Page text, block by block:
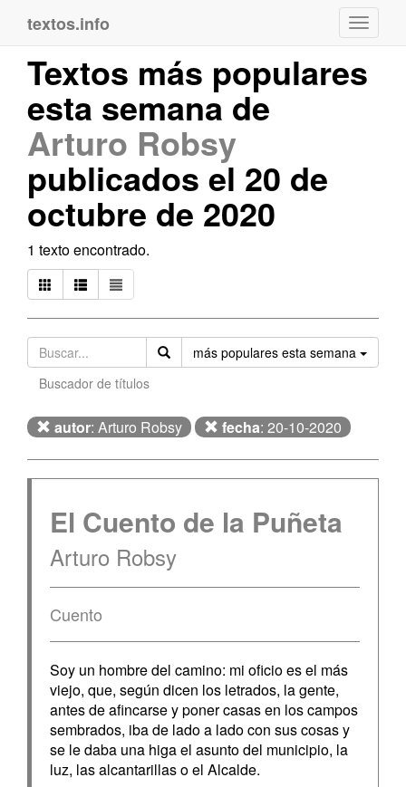
textos.info
Textos más populares
esta semana de
Arturo Robsy
publicados el 20 de
octubre de 2020
1 texto encontrado.
más populares esta semana
Buscador de títulos
autor: Arturo Robsy fecha: 20-10-2020
El Cuento de la Puñeta
Arturo Robsy
Cuento
Soy un hombre del camino: mi oficio es el más
viejo, que, según dicen los letrados, la gente,
antes de afincarse y poner casas en los campos
sembrados, iba de lado a lado con sus cosas y
se le daba una higa el asunto del municipio, la
luz, las alcantarillas o el Alcalde.